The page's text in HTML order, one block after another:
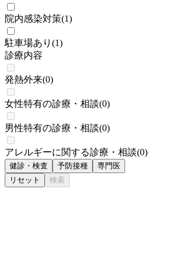
院内感染対策(1)
駐車場あり (1)
診療内容
発熱外来(0)
女性特有の診療・相談(0)
男性特有の診療・相談(0)
アレルギーに関する診療・相談(0)
健診・検査 予防接種
専門医
リセット
検索